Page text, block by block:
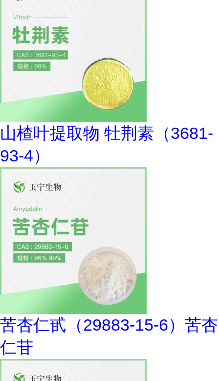
山楂叶提取物 牡荆素（3681-
93-4）
苦杏仁甙（29883-15-6）苦杏
仁苷